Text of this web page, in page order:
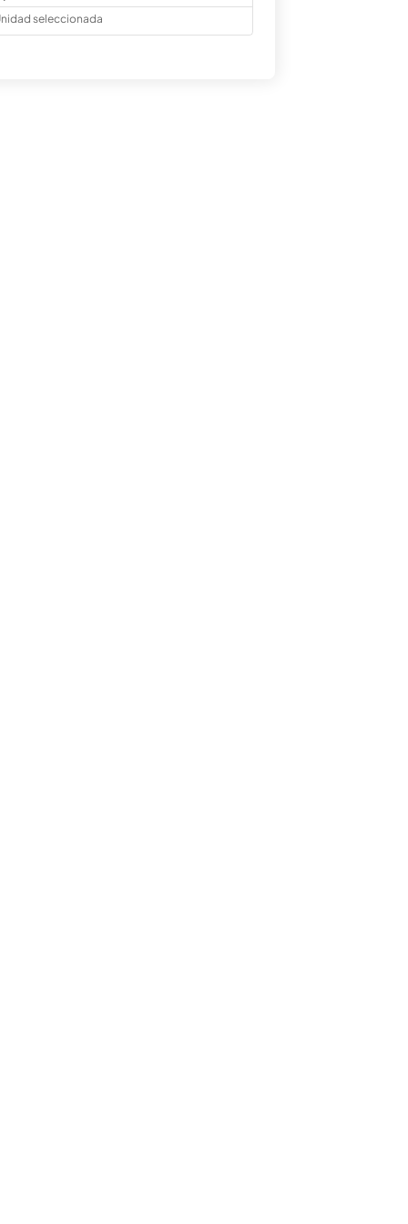
seleccionada